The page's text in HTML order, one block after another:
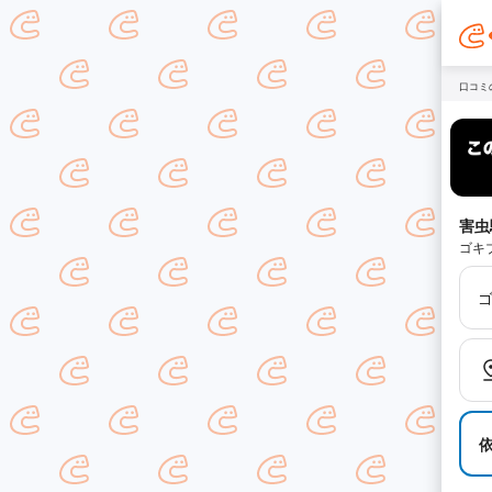
口コミ
害
ゴキ